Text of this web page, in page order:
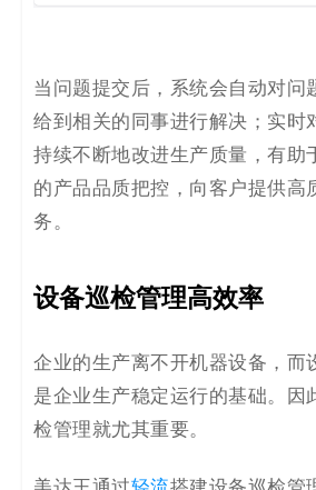
当问题提交后，系统会自动对问
给到相关的同事进行解决；实时
持续不断地改进生产质量，有助
的产品品质把控，向客户提供高
务。
设备巡检管理高效率
企业的生产离不开机器设备，而
是企业生产稳定运行的基础。因
检管理就尤其重要。